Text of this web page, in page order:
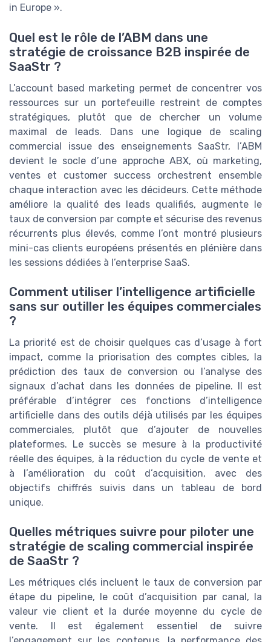
in Europe ».
Quel est le rôle de l’ABM dans une
stratégie de croissance B2B inspirée de
SaaStr ?
L’account based marketing permet de concentrer vos
ressources sur un portefeuille restreint de comptes
stratégiques, plutôt que de chercher un volume
maximal de leads. Dans une logique de scaling
commercial issue des enseignements SaaStr, l’ABM
devient le socle d’une approche ABX, où marketing,
ventes et customer success orchestrent ensemble
chaque interaction avec les décideurs. Cette méthode
améliore la qualité des leads qualifiés, augmente le
taux de conversion par compte et sécurise des revenus
récurrents plus élevés, comme l’ont montré plusieurs
mini-cas clients européens présentés en plénière dans
les sessions dédiées à l’enterprise SaaS.
Comment utiliser l’intelligence artificielle
sans sur outiller les équipes commerciales
?
La priorité est de choisir quelques cas d’usage à fort
impact, comme la priorisation des comptes cibles, la
prédiction des taux de conversion ou l’analyse des
signaux d’achat dans les données de pipeline. Il est
préférable d’intégrer ces fonctions d’intelligence
artificielle dans des outils déjà utilisés par les équipes
commerciales, plutôt que d’ajouter de nouvelles
plateformes. Le succès se mesure à la productivité
réelle des équipes, à la réduction du cycle de vente et
à l’amélioration du coût d’acquisition, avec des
objectifs chiffrés suivis dans un tableau de bord
unique.
Quelles métriques suivre pour piloter une
stratégie de scaling commercial inspirée
de SaaStr ?
Les métriques clés incluent le taux de conversion par
étape du pipeline, le coût d’acquisition par canal, la
valeur vie client et la durée moyenne du cycle de
vente. Il est également essentiel de suivre